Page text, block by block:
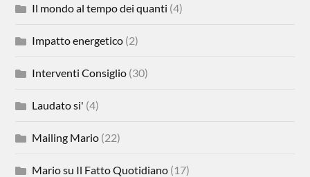
Il mondo al tempo dei quanti (4)
Impatto energetico (2)
Interventi Consiglio (30)
Laudato si' (4)
Mailing Mario (22)
Mario su Il Fatto Quotidiano (17)